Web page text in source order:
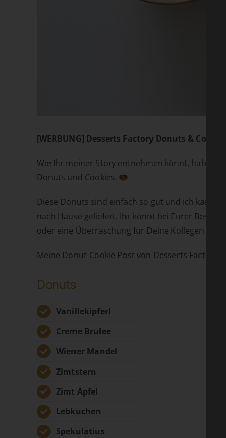
[WERBUNG] Desserts Factory Donuts &
Wie Ihr meiner Story entnehmen könnt, habe ich
Donuts und Cookies.
Diese Donuts sind einfach so gut und ich kann
nach Hause geliefert. Ihr könnt bei Eurer
oder eine Überraschung für Deine Kollegen im
Meine Donut-Cookie Post von Desserts Factory
Donuts
Vanillekipferl
Creme Brulee
Wiener Mandel
Zimtstern
Zimt Apfel
Lebkuchen
Spekulatius